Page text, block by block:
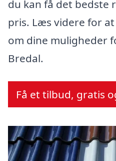
du kan få det bedste
pris. Læs videre for
om dine muligheder
Bredal.
Få et tilbud, gratis